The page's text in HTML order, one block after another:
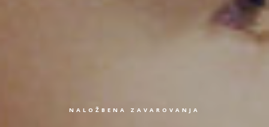
NALOŽBENA ZAVAROVANJA